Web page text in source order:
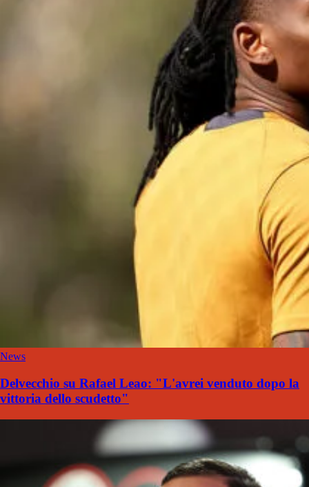
News
Delvecchio su Rafael Leao: "L'avrei venduto dopo la
vittoria dello scudetto"